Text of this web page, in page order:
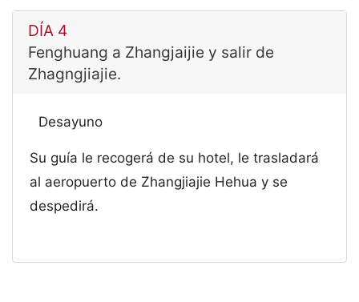
DÍA 4
Fenghuang a Zhangjaijie y salir de
Zhagngjiajie.
Desayuno
Su guía le recogerá de su hotel, le trasladará
al aeropuerto de Zhangjiajie Hehua y se
despedirá.